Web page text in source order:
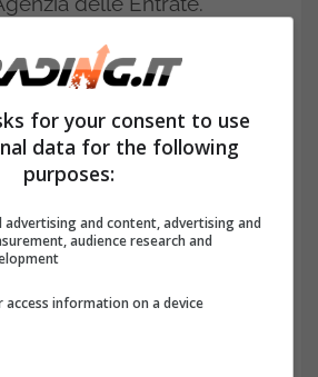
Canone Rai, ecco cosa sta
di non detenzione
domestico residenziale e
pagare l’abbonamento
RAI, perché non sono in
in alcuna dimora, possono
for your consent to use
data for the following
purposes:
advertising and content, advertising and
audience research and
access information on a device